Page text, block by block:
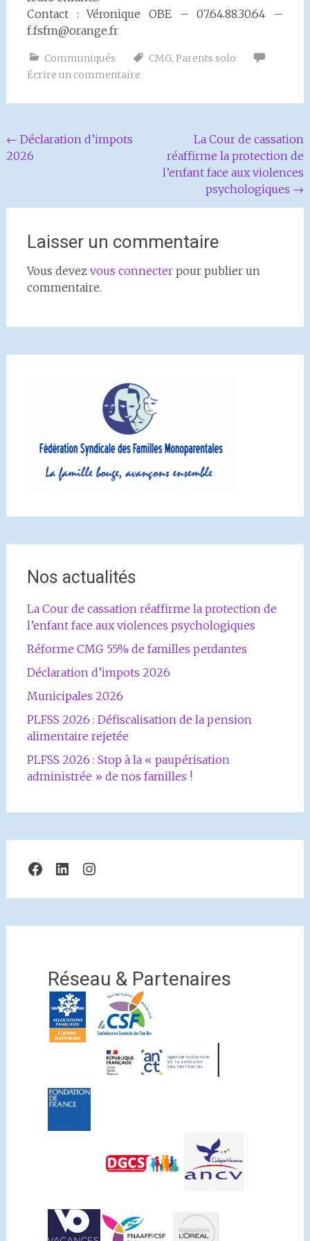
Contact : Véronique OBE – 07.64.88.30.64 –
f.fsfm@orange.fr
Communiqués CMG, Parents solo
Écrire un commentaire
Navigation
de
← Déclaration d’impots
2026
La Cour de cassation
réaffirme la protection de
l’enfant face aux violences
psychologiques →
Laisser un commentaire
Vous devez vous connecterpour publier un
commentaire.
Nos actualités
La Cour de cassation réaffirme la protection de
l’enfant face aux violences psychologiques
Réforme CMG 55% de familles perdantes
Déclaration d’impots 2026
Municipales 2026
PLFSS 2026 : Défiscalisation de la pension
alimentaire rejetée
PLFSS 2026 : Stop à la « paupérisation
administrée » de nos familles !
Facebook
LinkedIn
Instagram
Réseau & Partenaires